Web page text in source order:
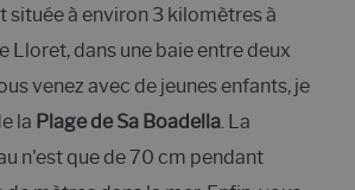
située à environ 3 kilomètres à
Lloret, dans une baie entre deux
venez avec de jeunes enfants, je
la Plage de Sa Boadella. La
n'est que de 70 cm pendant